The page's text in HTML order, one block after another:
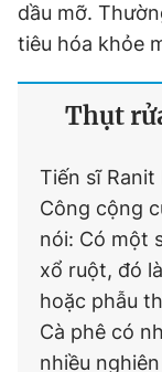
dầu mỡ.
tiêu hóa khỏe
Thụt
Tiến sĩ
Công cộng
nói: Có một
xổ ruột, đó
hoặc phẫu
Cà phê có
nhiều